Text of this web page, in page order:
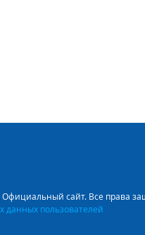
Официальный сайт. Все права
данных пользователей